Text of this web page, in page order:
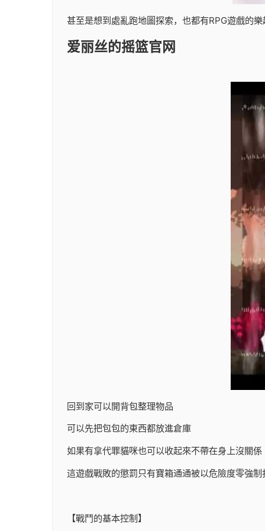
甚至是想到處亂跑地圖探索，也都有RPG遊戲的樂
爱丽丝的摇篮官网
回到家可以開背包整理物品
可以先把包包的東西都放進倉庫
如果有拿代罪貓咪也可以收起來不帶在身上沒關係
這遊戲戰敗的懲罰只有寶箱通通被以危險度零強制
【戰鬥的基本控制】